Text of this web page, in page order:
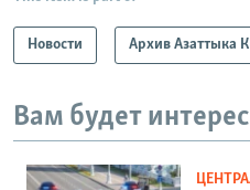
Новости Архив Азаттыка
Вам будет